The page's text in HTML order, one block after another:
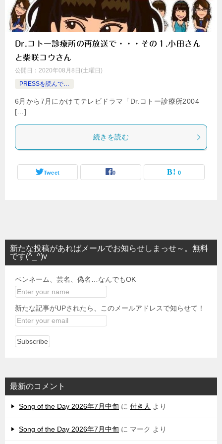
Dr.コトー診療所の再放送で・・・その１.小田さん
と柴咲コウさん
公開日： 2020年08月8日(土曜日)
PRESSを読んで…
6月から7月にかけてテレビドラマ「Dr.コトー診療所2004
[…]
続きを読む
Tweet 0 0
新たな投稿があればメールでお知らせしまっせ～。無料
です(^_^)v
ペンネーム、芸名、偽名…なんでもOK
新たな記事がUPされたら、このメールアドレスで知らせて！
最新のコメント
Song of the Day 2026年7月中旬 に 付き人 より
Song of the Day 2026年7月中旬 に マーク より